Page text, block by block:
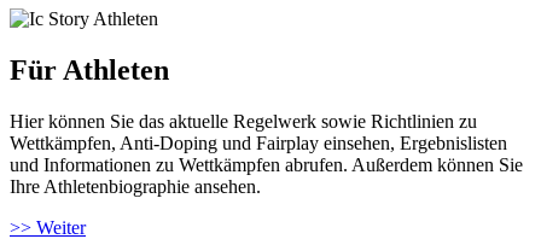
Für Athleten
Hier können Sie das aktuelle Regelwerk sowie Richtlinien zu
Wettkämpfen, Anti-Doping und Fairplay einsehen, Ergebnislisten
und Informationen zu Wettkämpfen abrufen. Außerdem können Sie
Ihre Athletenbiographie ansehen.
>> Weiter